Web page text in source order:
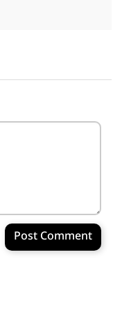
Post Comment